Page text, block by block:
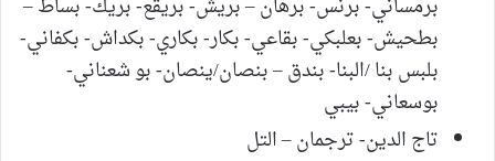
برمساني- برنس- برهان – بريش- بريقع- بريك- بساط –
بطحيش- بعلبكي- بقاعي- بكار- بكاري- بكداش- بكفاني-
بلبس بنا /البنا- بندق – بنصان/ينصان- بو شعناني-
بوسعاني- بيبي
تاج الدين- ترجمان – التل